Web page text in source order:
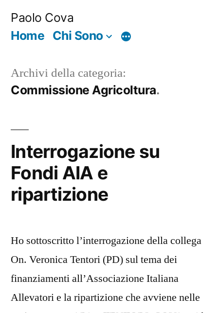
Paolo Cova
Home Chi Sono
Di
Archivi della categoria:
Commissione Agricoltura
Interrogazione su
Fondi AIA e
ripartizione
Ho sottoscritto l’interrogazione della collega
On. Veronica Tentori (PD) sul tema dei
finanziamenti all’Associazione Italiana
Allevatori e la ripartizione che avviene nelle